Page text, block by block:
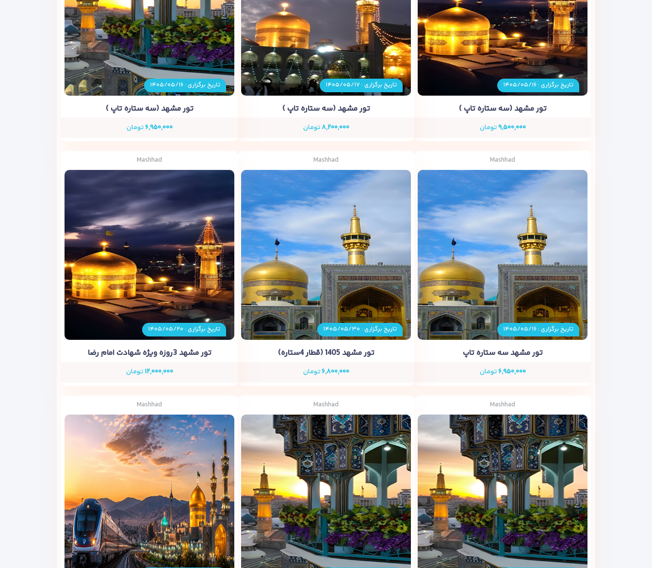
تاریخ برگزاری : ۱۴۰۵/۰۵/۱۶
تور مشهد (سه ستاره تاپ )
۹,۵۰۰,۰۰۰تومان
تاریخ برگزاری : ۱۴۰۵/۰۵/۱۷
تور مشهد (سه ستاره تاپ )
۸,۲۰۰,۰۰۰تومان
تاریخ برگزاری : ۱۴۰۵/۰۵/۱۶
تور مشهد (سه ستاره تاپ )
۶,۹۵۰,۰۰۰تومان
Mashhad
تاریخ برگزاری : ۱۴۰۵/۰۵/۱۶
تور مشهد سه ستاره تاپ
۶,۹۵۰,۰۰۰تومان
Mashhad
تاریخ برگزاری : ۱۴۰۵/۰۵/۳۰
تور مشهد 1405 (قطار 4ستاره)
۶,۸۰۰,۰۰۰تومان
Mashhad
تاریخ برگزاری : ۱۴۰۵/۰۵/۲۰
تور مشهد 3روزه ویژه شهادت امام رضا
۱۲,۰۰۰,۰۰۰تومان
Mashhad
Mashhad
Mashhad